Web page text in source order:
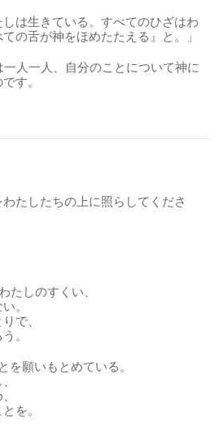
しは生きている。すべてのひざはわ
の舌が神をほめたたえる』と。」
人一人、自分のことについて神に
す。
たしたちの上に照らしてくださ
たしのすくい、
。
で、
。
を願いもとめている。
を。